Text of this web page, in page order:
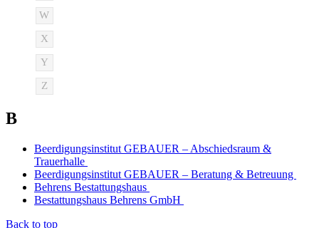
W
X
Y
Z
B
Beerdigungsinstitut GEBAUER – Abschiedsraum &
Trauerhalle
Beerdigungsinstitut GEBAUER – Beratung & Betreuung
Behrens Bestattungshaus
Bestattungshaus Behrens GmbH
Back to top